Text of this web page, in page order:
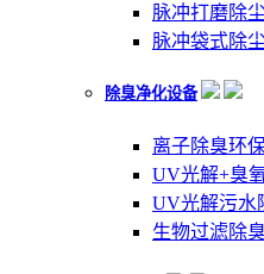
脉冲打磨除
脉冲袋式除
除臭净化设备
离子除臭环
UV光解+臭
UV光解污水
生物过滤除